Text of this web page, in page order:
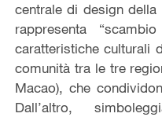
centrale di design della
rappresenta
caratteristiche culturali
comunità tra le tre
Macao), che
Dall’altro,